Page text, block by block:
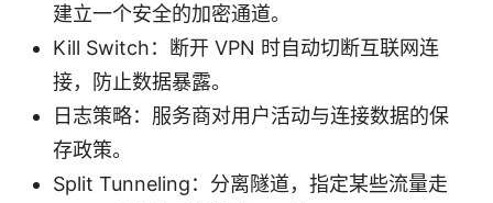
建立一个安全的加密通道。
Kill Switch：断开 VPN 时自动切断互联网连
接，防止数据暴露。
日志策略：服务商对用户活动与连接数据的保
存政策。
Split Tunneling：分离隧道，指定某些流量走